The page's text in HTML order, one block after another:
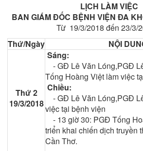
LỊCH LÀM VIỆC
BAN GIÁM ĐỐC BỆNH VIỆN ĐA
Từ 19/3/2018 đến 23/3/
Thứ/Ngày
NỘI
Thứ 2
19/3/2018
Sáng:
-GĐ Lê Văn Lóng,PGĐ
Tống Hoàng Việt làm việc
Chiều:
- GĐ Lê Văn Lóng,PGĐ
việc tại bệnh viện
- 13 giờ 30: PGĐ Tống
triển khai chiến dịch truyền
Cần Thơ.